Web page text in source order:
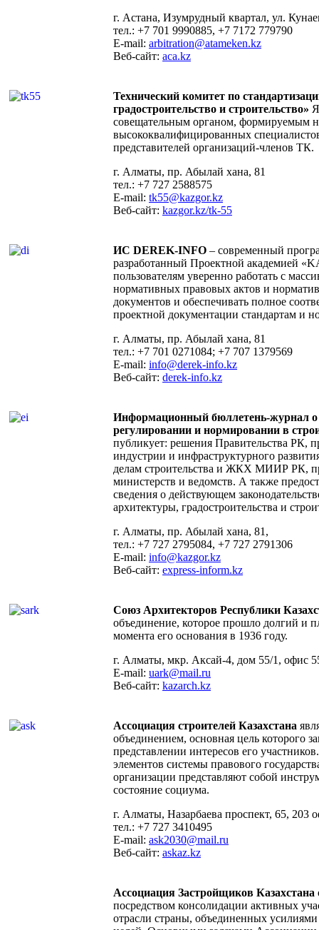
г. Астана, Изумрудный квартал, ул.
тел.: +7 701 9990885, +7 7172 779790
E-mail: arbitration@atameken.kz
Веб-сайт: aca.kz
Технический комитет по
градостроительство и строительство»
совещательным органом, формируемым
высококвалифицированных
представителей организаций-членов ТК.
г. Алматы, пр. Абылай хана, 81
тел.: +7 727 2588575
E-mail: tk55@kazgor.kz
Веб-сайт: kazgor.kz/tk-55
ИС DEREK-INFO – современный
разработанный Проектной академией
пользователям уверенно работать с
нормативных правовых актов и
документов и обеспечивать полное
проектной документации стандартам и
г. Алматы, пр. Абылай хана, 81
тел.: +7 701 0271084; +7 707 1379569
E-mail: info@derek-info.kz
Веб-сайт: derek-info.kz
Информационный бюллетень-журнал о
регулировании и нормировании в
публикует: решения Правительства РК,
индустрии и инфраструктурного
делам строительства и ЖКХ МИИР РК,
министерств и ведомств. А также
сведения о действующем
архитектуры, градостроительства и
г. Алматы, пр. Абылай хана, 81,
тел.: +7 727 2795084, +7 727 2791306
E-mail: info@kazgor.kz
Веб-сайт: express-inform.kz
Союз Архитекторов Республики
объединение, которое прошло долгий и
момента его основания в 1936 году.
г. Алматы, мкр. Аксай-4, дом 55/1, офис
E-mail: uark@mail.ru
Веб-сайт: kazarch.kz
Ассоциация строителей Казахстана
объединением, основная цель которого
представлении интересов его
элементов системы правового
организации представляют собой
состояние социума.
г. Алматы, Назарбаева проспект, 65, 203
тел.: +7 727 3410495
E-mail: ask2030@mail.ru
Веб-сайт: askaz.kz
Ассоциация Застройщиков Казахстана
посредством консолидации активных
отрасли страны, объединенных